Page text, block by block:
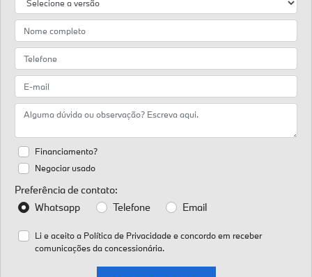
Financiamento?
Negociar usado
Preferência de contato:
Whatsapp
Telefone Email
Li e aceito a Política de Privacidadee concordo em receber
comunicações da concessionária.